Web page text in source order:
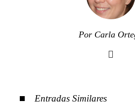
Por Carla
Entradas Similares